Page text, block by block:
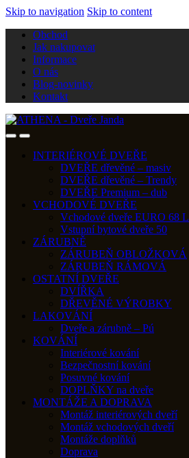
Skip to navigation Skip to content
Obchod
Jak nakupovat
Informace
O nás
Blog-novinky
Kontakt
INTERIÉROVÉ DVEŘE
DVEŘE dřevěné – masiv
DVEŘE dřevěné – Trendy
DVEŘE Premium – dub
VCHODOVÉ DVEŘE
Vchodové dveře EURO 68 L
Vstupní bytové dveře 50
ZÁRUBNĚ
ZÁRUBEŇ OBLOŽKOVÁ
ZÁRUBEŇ RÁMOVÁ
OSTATNÍ DVEŘE
DVÍŘKA
DŘEVĚNÉ VÝROBKY
LAKOVÁNÍ
Dveře a zárubně – Pú
KOVÁNÍ
Interiérové kování
Bezpečnostní kování
Posuvné kování
DOPLŇKY na dveře
MONTÁŽE A DOPRAVA
Montáž interiérových dveří
Montáž vchodových dveří
Montáže doplňků
Doprava